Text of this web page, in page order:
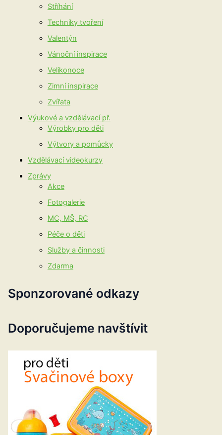
Stříhání
Techniky tvoření
Valentýn
Vánoční inspirace
Velikonoce
Zimní inspirace
Zvířata
Výukové a vzdělávací př.
Výrobky pro děti
Výtvory a pomůcky
Vzdělávací videokurzy
Zprávy
Akce
Fotogalerie
MC, MŠ, RC
Péče o děti
Služby a činnosti
Zdarma
Sponzorované odkazy
Doporučujeme navštívit